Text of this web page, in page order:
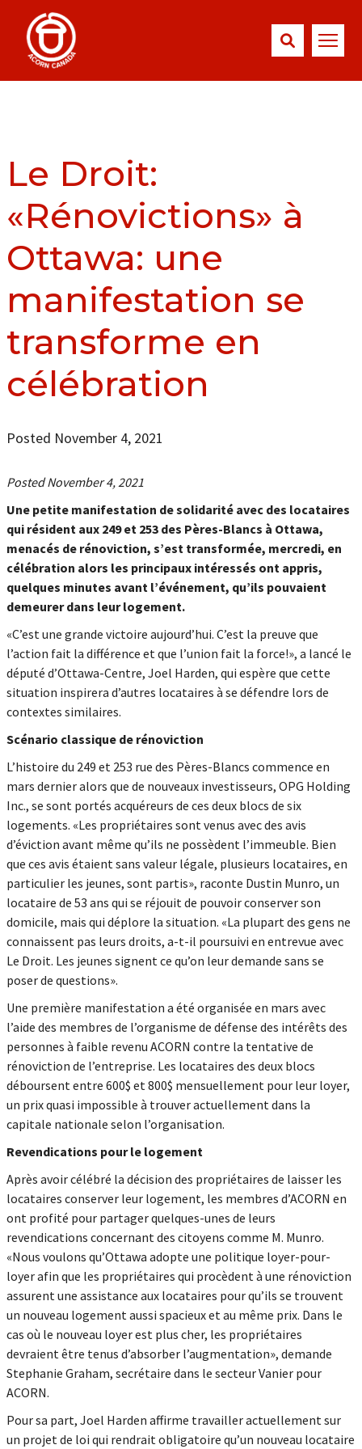
Le Droit:
«Rénovictions» à
Ottawa: une
manifestation se
transforme en
célébration
Posted November 4, 2021
Posted November 4, 2021
Une petite manifestation de solidarité avec des locataires
qui résident aux 249 et 253 des Pères-Blancs à Ottawa,
menacés de rénoviction, s’est transformée, mercredi, en
célébration alors les principaux intéressés ont appris,
quelques minutes avant l’événement, qu’ils pouvaient
demeurer dans leur logement.
«C’est une grande victoire aujourd’hui. C’est la preuve que
l’action fait la différence et que l’union fait la force!», a lancé le
député d’Ottawa-Centre, Joel Harden, qui espère que cette
situation inspirera d’autres locataires à se défendre lors de
contextes similaires.
Scénario classique de rénoviction
L’histoire du 249 et 253 rue des Pères-Blancs commence en
mars dernier alors que de nouveaux investisseurs, OPG Holding
Inc., se sont portés acquéreurs de ces deux blocs de six
logements. «Les propriétaires sont venus avec des avis
d’éviction avant même qu’ils ne possèdent l’immeuble. Bien
que ces avis étaient sans valeur légale, plusieurs locataires, en
particulier les jeunes, sont partis», raconte Dustin Munro, un
locataire de 53 ans qui se réjouit de pouvoir conserver son
domicile, mais qui déplore la situation. «La plupart des gens ne
connaissent pas leurs droits, a-t-il poursuivi en entrevue avec
Le Droit. Les jeunes signent ce qu’on leur demande sans se
poser de questions».
Une première manifestation a été organisée en mars avec
l’aide des membres de l’organisme de défense des intérêts des
personnes à faible revenu ACORN contre la tentative de
rénoviction de l’entreprise. Les locataires des deux blocs
déboursent entre 600$ et 800$ mensuellement pour leur loyer,
un prix quasi impossible à trouver actuellement dans la
capitale nationale selon l’organisation.
Revendications pour le logement
Après avoir célébré la décision des propriétaires de laisser les
locataires conserver leur logement, les membres d’ACORN en
ont profité pour partager quelques-unes de leurs
revendications concernant des citoyens comme M. Munro.
«Nous voulons qu’Ottawa adopte une politique loyer-pour-
loyer afin que les propriétaires qui procèdent à une rénoviction
assurent une assistance aux locataires pour qu’ils se trouvent
un nouveau logement aussi spacieux et au même prix. Dans le
cas où le nouveau loyer est plus cher, les propriétaires
devraient être tenus d’absorber l’augmentation», demande
Stephanie Graham, secrétaire dans le secteur Vanier pour
ACORN.
Pour sa part, Joel Harden affirme travailler actuellement sur
un projet de loi qui rendrait obligatoire qu’un nouveau locataire